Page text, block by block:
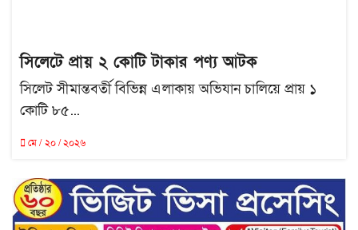
সিলেটে প্রায় ২ কোটি টাকার পণ্য আটক
সিলেট সীমান্তবর্তী বিভিন্ন এলাকায় অভিযান চালিয়ে প্রায় ১
কোটি ৮৫...
মে / ২০ / ২০২৬